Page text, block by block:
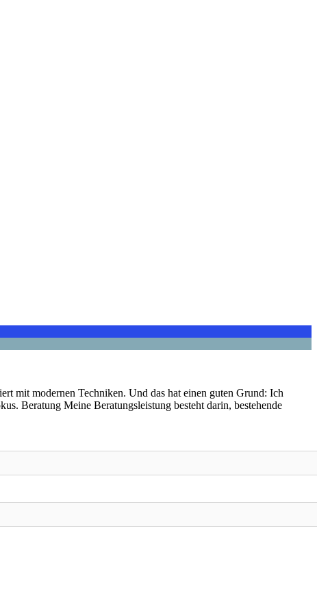
mit modernen Techniken. Und das hat einen guten Grund: Ich
Beratung Meine Beratungsleistung besteht darin, bestehende